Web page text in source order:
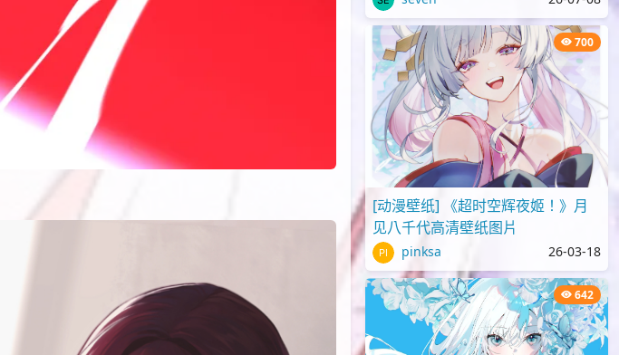
700
[动漫壁纸] 《超时空辉夜姬！》月
见八千代高清壁纸图片
pinksa 26-03-18
642